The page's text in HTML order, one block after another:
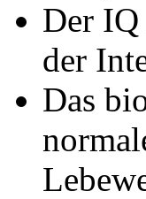
Der IQ
der
Das